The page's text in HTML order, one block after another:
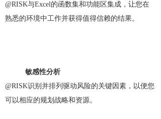
@RISK与Excel的函数集和功能区集成，让您在
熟悉的环境中工作并获得值得信赖的结果。
敏感性分析
@RISK识别并排列驱动风险的关键因素，以便您
可以相应的规划战略和资源。